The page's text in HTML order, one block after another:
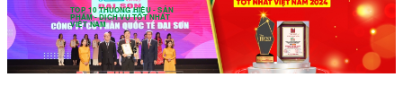
TOP 10 THƯƠNG HIỆU - SẢN
PHẨM - DỊCH VỤ TỐT NHẤT
VIỆT NAM